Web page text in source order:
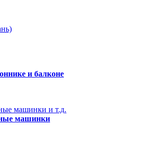
и балконе
машинки и т.д.
машинки